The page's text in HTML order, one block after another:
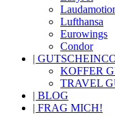
Lufthansa
Eurowings
Condor
|
KOFFER
TRAVEL
| BLOG
| FRAG MICH!